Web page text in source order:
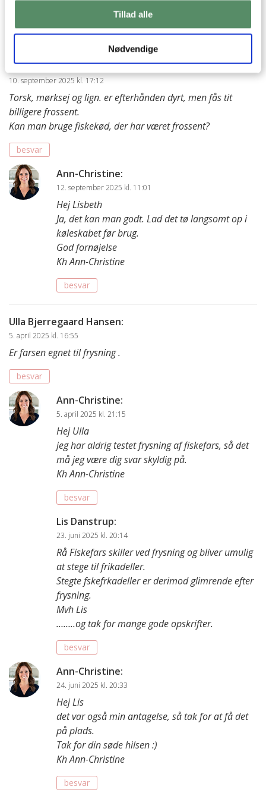
Tillad alle
Nødvendige
44 KOMMENTARER
Lisbet:
10. september 2025 kl. 17:12
Torsk, mørksej og lign. er efterhånden dyrt, men fås tit
billigere frossent.
Kan man bruge fiskekød, der har været frossent?
besvar
Ann-Christine:
12. september 2025 kl. 11:01
Hej Lisbeth
Ja, det kan man godt. Lad det tø langsomt op i
køleskabet før brug.
God fornøjelse
Kh Ann-Christine
besvar
Ulla Bjerregaard Hansen:
5. april 2025 kl. 16:55
Er farsen egnet til frysning .
besvar
Ann-Christine:
5. april 2025 kl. 21:15
Hej Ulla
jeg har aldrig testet frysning af fiskefars, så det
må jeg være dig svar skyldig på.
Kh Ann-Christine
besvar
Lis Danstrup:
23. juni 2025 kl. 20:14
Rå Fiskefars skiller ved frysning og bliver umulig
at stege til frikadeller.
Stegte fskefrkadeller er derimod glimrende efter
frysning.
Mvh Lis
……..og tak for mange gode opskrifter.
besvar
Ann-Christine:
24. juni 2025 kl. 20:33
Hej Lis
det var også min antagelse, så tak for at få det
på plads.
Tak for din søde hilsen :)
Kh Ann-Christine
besvar